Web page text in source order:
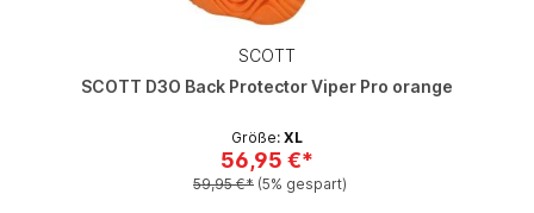
SCOTT
SCOTT D3O Back Protector Viper Pro orange
Größe: XL
56,95 €*
59,95 €* (5% gespart)